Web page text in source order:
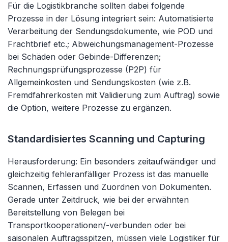
Für die Logistikbranche sollten dabei folgende
Prozesse in der Lösung integriert sein: Automatisierte
Verarbeitung der Sendungsdokumente, wie POD und
Frachtbrief etc.; Abweichungsmanagement-Prozesse
bei Schäden oder Gebinde-Differenzen;
Rechnungsprüfungsprozesse (P2P) für
Allgemeinkosten und Sendungskosten (wie z.B.
Fremdfahrerkosten mit Validierung zum Auftrag) sowie
die Option, weitere Prozesse zu ergänzen.
Standardisiertes Scanning und Capturing
Herausforderung: Ein besonders zeitaufwändiger und
gleichzeitig fehleranfälliger Prozess ist das manuelle
Scannen, Erfassen und Zuordnen von Dokumenten.
Gerade unter Zeitdruck, wie bei der erwähnten
Bereitstellung von Belegen bei
Transportkooperationen/-verbunden oder bei
saisonalen Auftragsspitzen, müssen viele Logistiker für